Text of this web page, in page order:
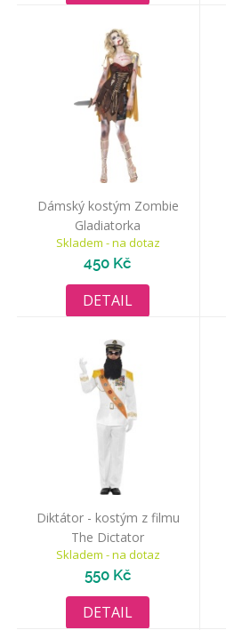
Dámský kostým Zombie
Gladiatorka
Skladem - na dotaz
450 Kč
DETAIL
Diktátor - kostým z filmu
The Dictator
Skladem - na dotaz
550 Kč
DETAIL